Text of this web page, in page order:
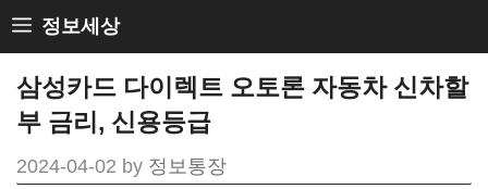
Skip
to
content
정보세상
삼성카드 다이렉트 오토론 자동차 신차할
부 금리, 신용등급
2024-04-02 by 정보통장